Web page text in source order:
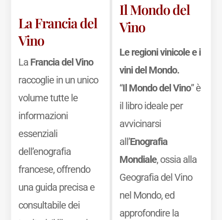
La Francia del
Vino
La Francia del Vino
raccoglie in un unico
volume tutte le
informazioni
essenziali
dell’enografia
francese, offrendo
una guida precisa e
consultabile dei
Il Mondo del
Vino
Le regioni vinicole e i
vini del Mondo.
“Il Mondo del Vino” è
il libro ideale per
avvicinarsi
all’Enografia
Mondiale, ossia alla
Geografia del Vino
nel Mondo, ed
approfondire la